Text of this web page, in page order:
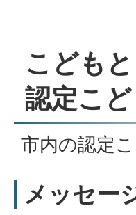
こども
認定こ
市内の認定
メッセ